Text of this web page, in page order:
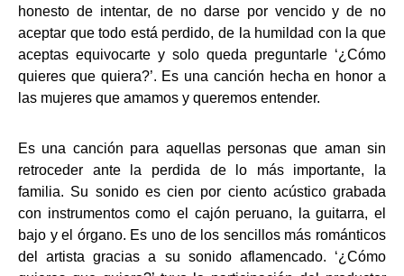
honesto de intentar, de no darse por vencido y de no
aceptar que todo está perdido, de la humildad con la que
aceptas equivocarte y solo queda preguntarle ‘¿Cómo
quieres que quiera?’. Es una canción hecha en honor a
las mujeres que amamos y queremos entender.
Es una canción para aquellas personas que aman sin
retroceder ante la perdida de lo más importante, la
familia. Su sonido es cien por ciento acústico grabada
con instrumentos como el cajón peruano, la guitarra, el
bajo y el órgano. Es uno de los sencillos más románticos
del artista gracias a su sonido aflamencado. ‘¿Cómo